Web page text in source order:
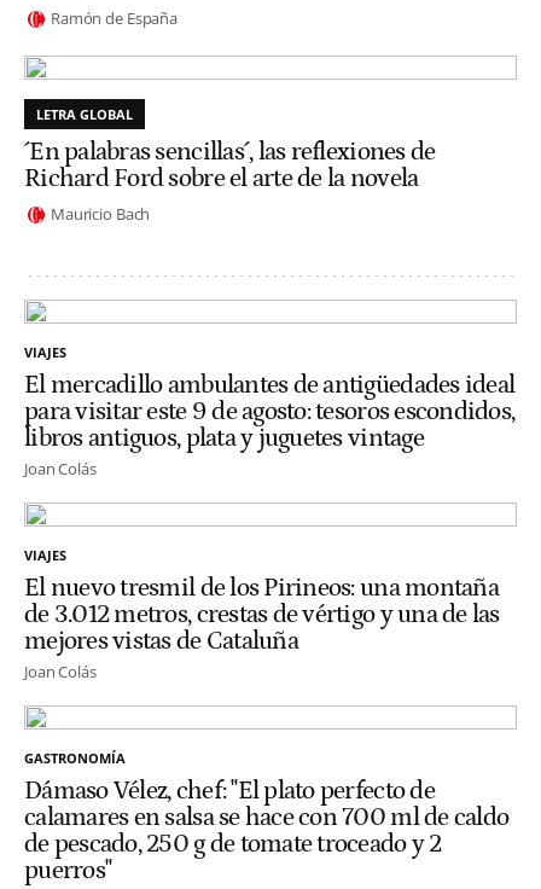
Ramón de España
LETRA GLOBAL
´En palabras sencillas´, las reflexiones de
Richard Ford sobre el arte de la novela
Mauricio Bach
VIAJES
El mercadillo ambulantes de antigüedades ideal
para visitar este 9 de agosto: tesoros escondidos,
libros antiguos, plata y juguetes vintage
Joan Colás
VIAJES
El nuevo tresmil de los Pirineos: una montaña
de 3.012 metros, crestas de vértigo y una de las
mejores vistas de Cataluña
Joan Colás
GASTRONOMÍA
Dámaso Vélez, chef: "El plato perfecto de
calamares en salsa se hace con 700 ml de caldo
de pescado, 250 g de tomate troceado y 2
puerros"